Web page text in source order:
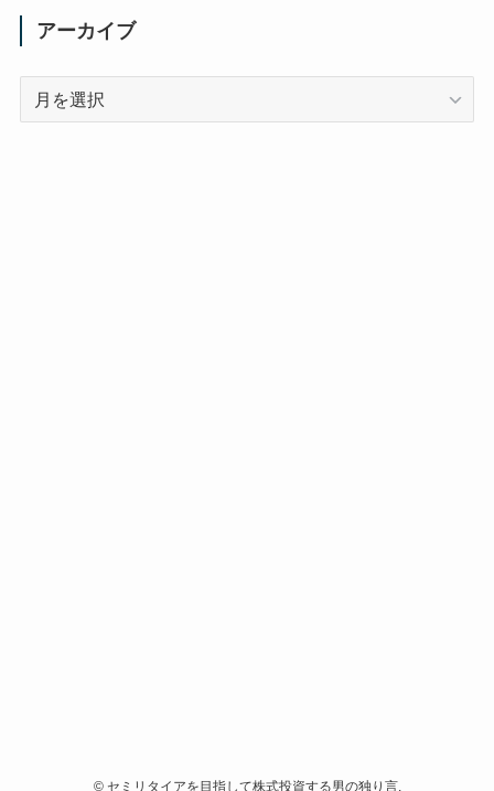
アーカイブ
©セミリタイアを目指して株式投資する男の独り言.